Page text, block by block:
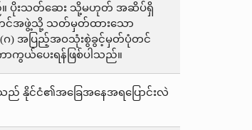
ည်။ ပိုးသတ်ဆေး သို့မဟုတ် အဆိပ်ရှိ
တင်အဖွဲ့သို့ သတ်မှတ်ထားသော
) အပြည့်အဝသုံးစွဲခွင့်မှတ်ပုံတင်
ယ်ပေးရန်ဖြစ်ပါသည်။
ည် နိုင်ငံ၏အခြေအနေအရပြောင်းလဲ